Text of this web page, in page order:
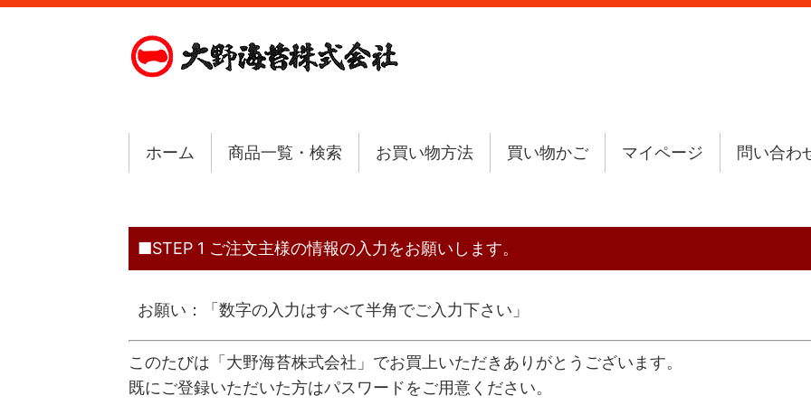
ホーム 商品一覧・検索 お買い物方法 買い物かご マイページ 問い合わ
■STEP 1 ご注文主様の情報の入力をお願いします。
お願い：「数字の入力はすべて半角でご入力下さい」
このたびは「大野海苔株式会社」でお買上いただきありがとうございます。
既にご登録いただいた方はパスワードをご用意ください。